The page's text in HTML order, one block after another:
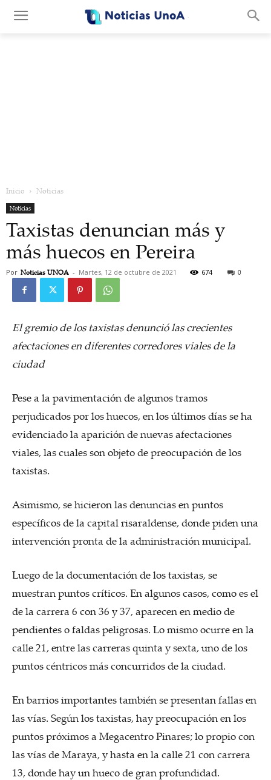
Inicio Noticias
Noticias
Taxistas denuncian más y
más huecos en Pereira
Por Noticias UNOA - Martes, 12 de octubre de 2021 674 0
El gremio de los taxistas denunció las crecientes
afectaciones en diferentes corredores viales de la
ciudad
Pese a la pavimentación de algunos tramos
perjudicados por los huecos, en los últimos días se ha
evidenciado la aparición de nuevas afectaciones
viales, las cuales son objeto de preocupación de los
taxistas.
Asimismo, se hicieron las denuncias en puntos
específicos de la capital risaraldense, donde piden una
intervención pronta de la administración municipal.
Luego de la documentación de los taxistas, se
muestran puntos críticos. En algunos casos, como es el
de la carrera 6 con 36 y 37, aparecen en medio de
pendientes o faldas peligrosas. Lo mismo ocurre en la
calle 21, entre las carreras quinta y sexta, uno de los
puntos céntricos más concurridos de la ciudad.
En barrios importantes también se presentan fallas en
las vías. Según los taxistas, hay preocupación en los
puntos próximos a Megacentro Pinares; lo propio con
las vías de Maraya, y hasta en la calle 21 con carrera
13, donde hay un hueco de gran profundidad.